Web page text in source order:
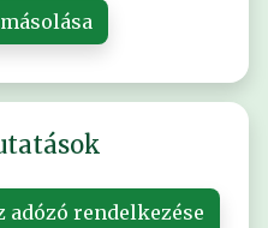
adózó rendelkezése